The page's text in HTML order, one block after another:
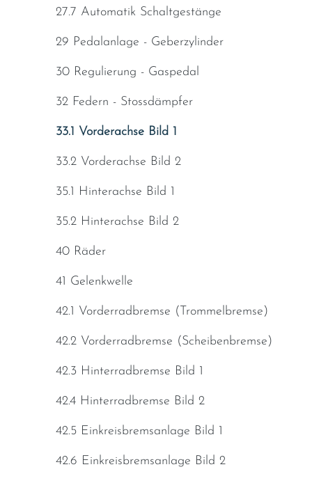
27.7 Automatik Schaltgestänge
29 Pedalanlage - Geberzylinder
30 Regulierung - Gaspedal
32 Federn - Stossdämpfer
33.1 Vorderachse Bild 1
33.2 Vorderachse Bild 2
35.1 Hinterachse Bild 1
35.2 Hinterachse Bild 2
40 Räder
41 Gelenkwelle
42.1 Vorderradbremse (Trommelbremse)
42.2 Vorderradbremse (Scheibenbremse)
42.3 Hinterradbremse Bild 1
42.4 Hinterradbremse Bild 2
42.5 Einkreisbremsanlage Bild 1
42.6 Einkreisbremsanlage Bild 2